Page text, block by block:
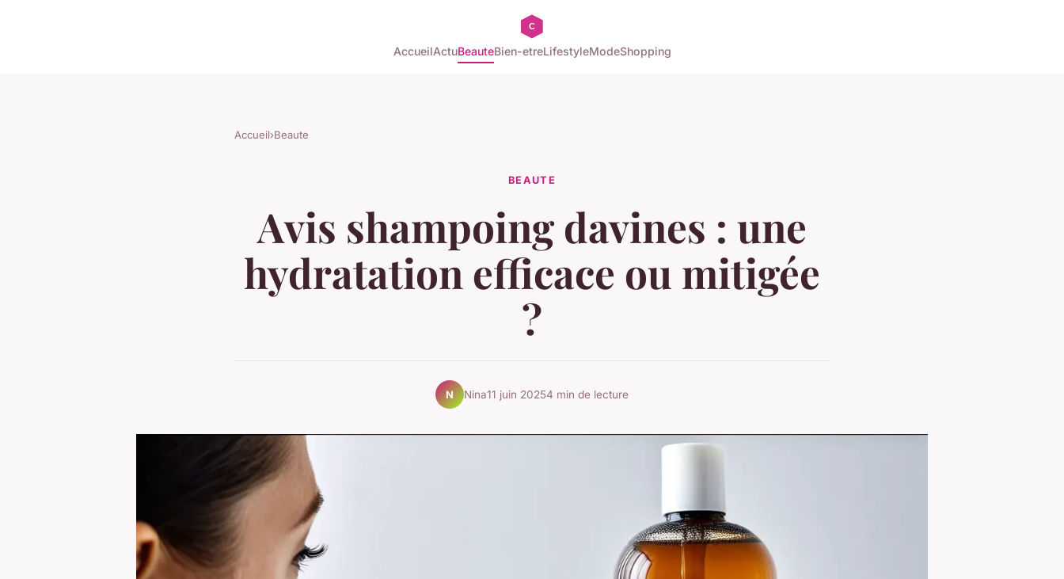
AccueilActuBeauteBien-etreLifestyleModeShopping
Accueil›Beaute
BEAUTE
Avis shampoing davines : une
hydratation efficace ou mitigée
?
N Nina11 juin 20254 min de lecture